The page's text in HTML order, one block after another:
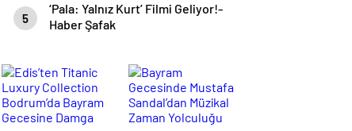
5
‘Pala: Yalnız Kurt’ Filmi Geliyor!-
Haber Şafak